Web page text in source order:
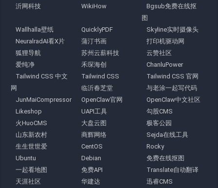
沂网科技
WikiHow
Bgsub免费在线抠
图
Wallhalla壁纸
QuicklyPDF
Skyline实时摄像头
NeuralradAI看X片
蒲汀书画
打印机驱动网
狐狸导航
苏州云薪科技
云赞社区
爱纯净
禾琛海创
ChanluPower
Tailwind CSS 中文
网
Tailwind CSS
Tailwind CSS 官网
临沂春芝堂
与老涂一起写代码
JunMaiCompressor
OpenClaw官网
OpenClaw中文社区
Likeshop
UAPI工具
勾股CMS
火HuoCMS
大盘云图
极客公园
山东新农村
商辉网络
Sejda在线工具
生生世世爱
CentOS
Rocky
Ubuntu
Debian
免费在线抠图
一起看地图
免费API
Translate自动翻译
天涯社区
华建达 迅睿CMS